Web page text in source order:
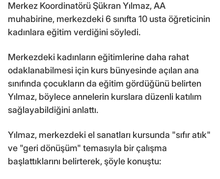
Merkez Koordinatörü Şükran Yılmaz, AA
muhabirine, merkezdeki 6 sınıfta 10 usta öğreticinin
kadınlara eğitim verdiğini söyledi.
Merkezdeki kadınların eğitimlerine daha rahat
odaklanabilmesi için kurs bünyesinde açılan ana
sınıfında çocukların da eğitim gördüğünü belirten
Yılmaz, böylece annelerin kurslara düzenli katılım
sağlayabildiğini anlattı.
Yılmaz, merkezdeki el sanatları kursunda "sıfır atık"
ve "geri dönüşüm" temasıyla bir çalışma
başlattıklarını belirterek, şöyle konuştu: